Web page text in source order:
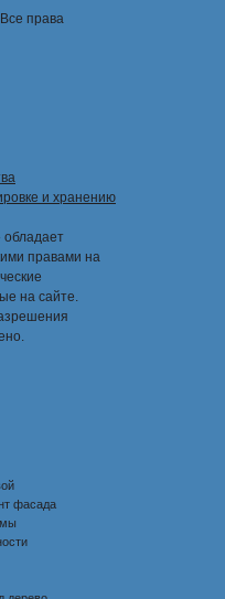
права
и хранению
правами на
на сайте.
фасада